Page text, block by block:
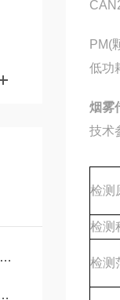
PM(
低功
烟雾
技术
检测
检测
检测